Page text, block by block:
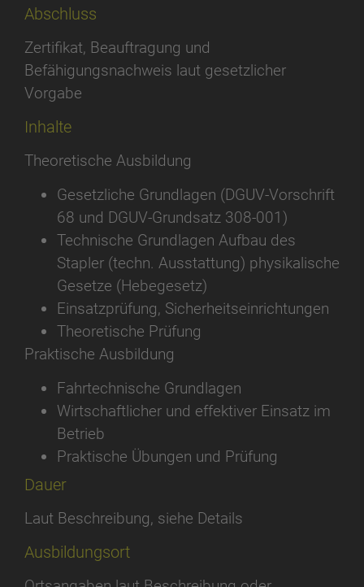
Abschluss
Zertifikat, Beauftragung und
Befähigungsnachweis laut gesetzlicher
Vorgabe
Inhalte
Theoretische Ausbildung
Gesetzliche Grundlagen (DGUV-Vorschrift
68 und DGUV-Grundsatz 308-001)
Technische Grundlagen Aufbau des
Stapler (techn. Ausstattung) physikalische
Gesetze (Hebegesetz)
Einsatzprüfung, Sicherheitseinrichtungen
Theoretische Prüfung
Praktische Ausbildung
Fahrtechnische Grundlagen
Wirtschaftlicher und effektiver Einsatz im
Betrieb
Praktische Übungen und Prüfung
Dauer
Laut Beschreibung, siehe Details
Ausbildungsort